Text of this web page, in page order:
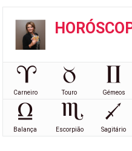
Carneiro Touro Gémeos
Balança Escorpião Sagitário